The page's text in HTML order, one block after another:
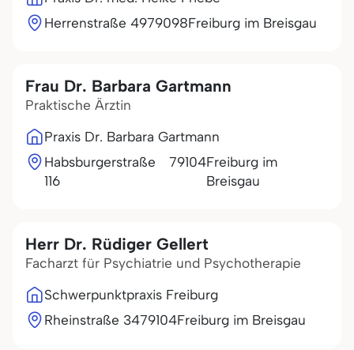
Herrenstraße 4979098Freiburg im Breisgau
Frau Dr. Barbara Gartmann
Praktische Ärztin
Praxis Dr. Barbara Gartmann
Habsburgerstraße
116
79104Freiburg im
Breisgau
Herr Dr. Rüdiger Gellert
Facharzt für Psychiatrie und Psychotherapie
Schwerpunktpraxis Freiburg
Rheinstraße 3479104Freiburg im Breisgau